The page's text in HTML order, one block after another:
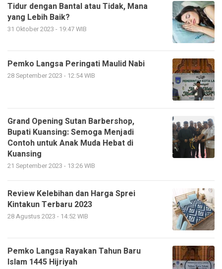
Tidur dengan Bantal atau Tidak, Mana
yang Lebih Baik?
31 Oktober 2023 - 19:47 WIB
Pemko Langsa Peringati Maulid Nabi
28 September 2023 - 12:54 WIB
Grand Opening Sutan Barbershop,
Bupati Kuansing: Semoga Menjadi
Contoh untuk Anak Muda Hebat di
Kuansing
21 September 2023 - 13:26 WIB
Review Kelebihan dan Harga Sprei
Kintakun Terbaru 2023
28 Agustus 2023 - 14:52 WIB
Pemko Langsa Rayakan Tahun Baru
Islam 1445 Hijriyah